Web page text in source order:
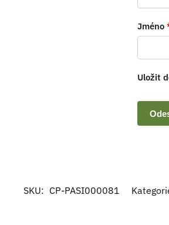
Jméno
Uložit
SKU: CP-PASI000081